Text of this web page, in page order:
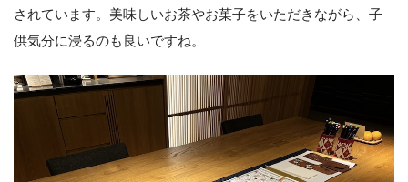
されています。美味しいお茶やお菓子をいただきながら、子
供気分に浸るのも良いですね。